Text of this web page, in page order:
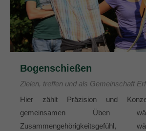
Bogenschießen
Zielen, treffen und als Gemeinschaft
Hier zählt Präzision und
gemeinsamen Üben
Zusammengehörigkeitsgefühl,